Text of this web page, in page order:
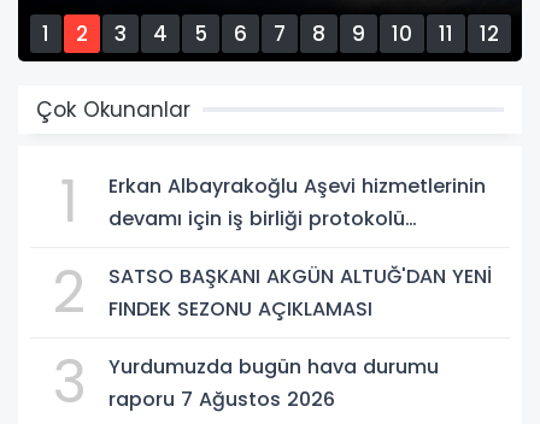
1 2 3 4 5 6 7 8 9 10 11
12
Çok Okunanlar
1
Erkan Albayrakoğlu Aşevi hizmetlerinin
devamı için iş birliği protokolü
2
SATSO BAŞKANI AKGÜN ALTUĞ'DAN YENİ
FINDEK SEZONU AÇIKLAMASI
3
Yurdumuzda bugün hava durumu
raporu 7 Ağustos 2026